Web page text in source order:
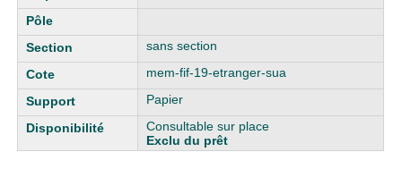
sans section
mem-fif-19-etranger-sua
Papier
Consultable sur place
Exclu du prêt